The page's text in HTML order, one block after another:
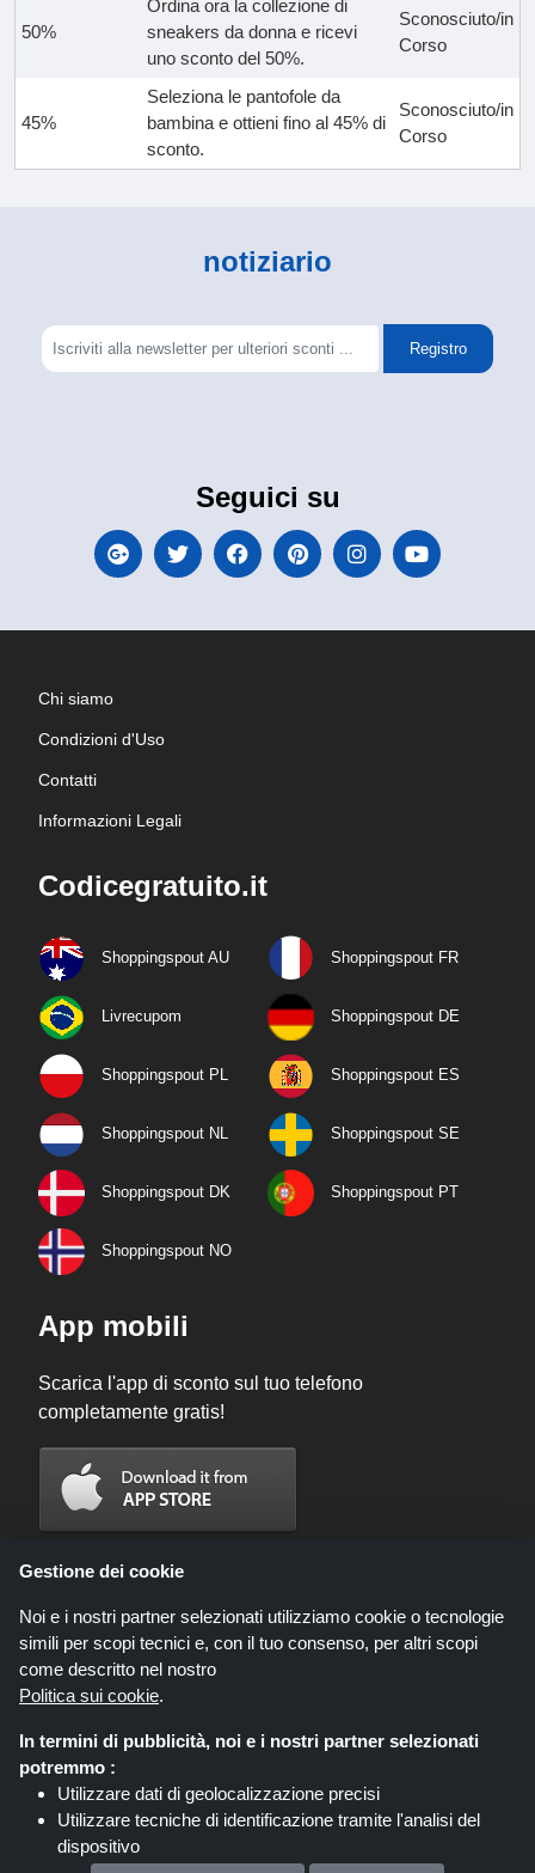
50%
Ordina ora la collezione di
sneakers da donna e ricevi
uno sconto del 50%.
Sconosciuto/in
Corso
45%
Seleziona le pantofole da
bambina e ottieni fino al 45% di
sconto.
Sconosciuto/in
Corso
notiziario
Registro
Seguici su
Chi siamo
Condizioni d'Uso
Contatti
Informazioni Legali
Codicegratuito.it
Shoppingspout AU Shoppingspout FR
Livrecupom Shoppingspout DE
Shoppingspout PL Shoppingspout ES
Shoppingspout NL Shoppingspout SE
Shoppingspout DK Shoppingspout PT
Shoppingspout NO
App mobili
Scarica l'app di sconto sul tuo telefono
completamente gratis!
Codicegratuito.it è un sito web all'interno del quale potrai trovare migliaia di
da diversi network di affiliati. Codicegratuito.it o il suo staff non è autorizzato
ad intervenire nel processo di vendita che consegue dalle summenzionate
offerte. Codicegratuito.it guadagna, tuttavia, delle commissioni attraverso le
Gestione dei cookie
Noi e i nostri partner selezionati utilizziamo cookie o tecnologie
simili per scopi tecnici e, con il tuo consenso, per altri scopi
come descritto nel nostro
Politica sui cookie.
In termini di pubblicità, noi e i nostri partner selezionati
potremmo :
Utilizzare dati di geolocalizzazione precisi
Utilizzare tecniche di identificazione tramite l'analisi del
dispositivo